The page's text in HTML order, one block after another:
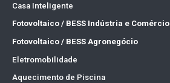
Casa Inteligente
Fotovoltaico / BESS Indústria e Comércio
Fotovoltaico / BESS Agronegócio
Eletromobilidade
Aquecimento de Piscina